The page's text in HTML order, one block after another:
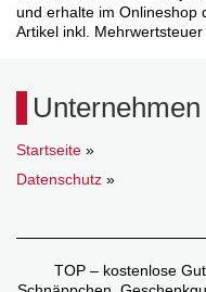
und erhalte im Onlineshop
Artikel inkl. Mehrwertsteuer
Unternehmen
Startseite »
Datenschutz »
TOP – kostenlose